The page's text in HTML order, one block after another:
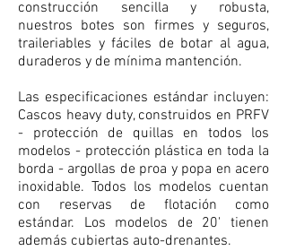
construcción sencilla y robusta,
nuestros botes son firmes y seguros,
traileriables y fáciles de botar al agua,
duraderos y de mínima mantención.
Las especificaciones estándar incluyen:
Cascos heavy duty, construidos en PRFV
- protección de quillas en todos los
modelos - protección plástica en toda la
borda - argollas de proa y popa en acero
inoxidable. Todos los modelos cuentan
con reservas de flotación como
estándar. Los modelos de 20' tienen
además cubiertas auto-drenantes.